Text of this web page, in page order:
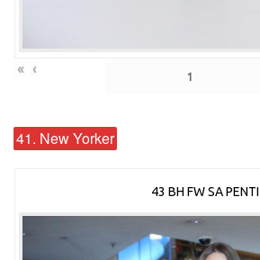
« ‹
41. New Yorker
43 BH FW SA PENTI